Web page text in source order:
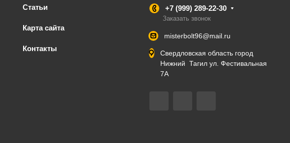
Статьи
Карта сайта
Контакты
+7 (999) 289-22-30
Заказать звонок
misterbolt96@mail.ru
Свердловская область город
Нижний Тагил ул. Фестивальная
7А